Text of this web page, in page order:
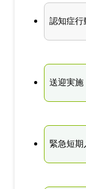
認知症行
送迎実施
緊急短期